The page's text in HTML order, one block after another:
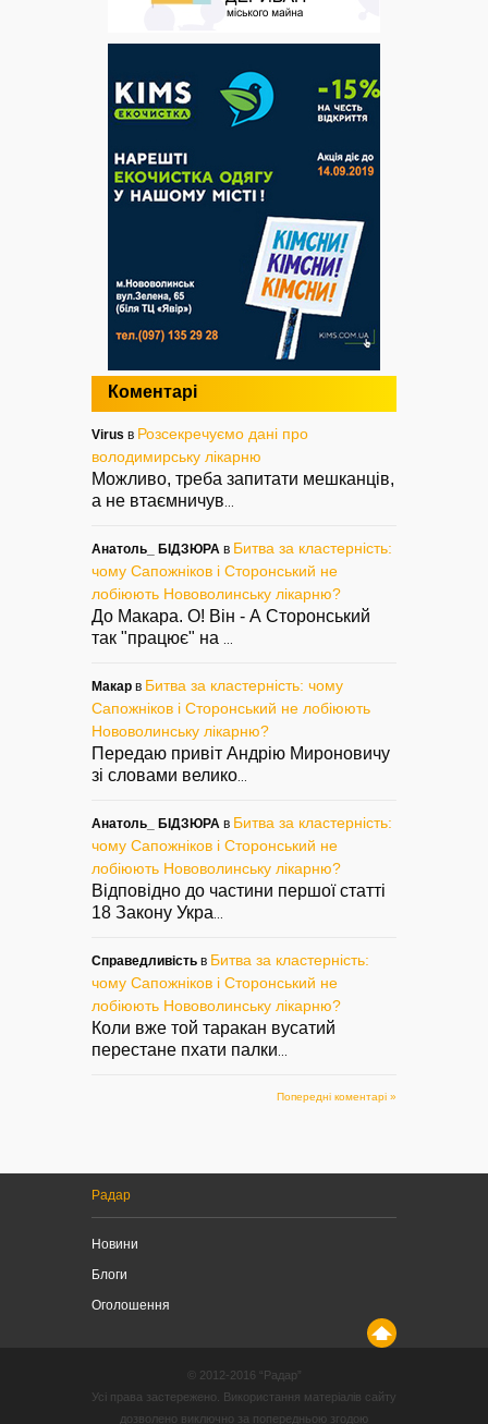
Коментарі
Virus в Розсекречуємо дані про
володимирську лікарню
Можливо, треба запитати мешканців,
а не втаємничув
Анатоль_ БІДЗЮРА в Битва за кластерність:
чому Сапожніков і Сторонський не
лобіюють Нововолинську лікарню?
До Макара. О! Він - А Сторонський
так "працює" на
Макар в Битва за кластерність: чому
Сапожніков і Сторонський не лобіюють
Нововолинську лікарню?
Передаю привіт Андрію Мироновичу
зі словами велико
Анатоль_ БІДЗЮРА в Битва за кластерність:
чому Сапожніков і Сторонський не
лобіюють Нововолинську лікарню?
Відповідно до частини першої статті
18 Закону Укра
Справедливість в Битва за кластерність:
чому Сапожніков і Сторонський не
лобіюють Нововолинську лікарню?
Коли вже той таракан вусатий
перестане пхати палки
Попередні коментарі »
Радар
Новини
Блоги
Оголошення
© 2012-2016 “Радар”
Усі права застережено. Використання матеріалів сайту
дозволено виключно за попередньою згодою